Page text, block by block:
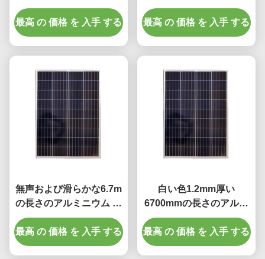
ーテン・レール安い
1.2mmの厚さ
最高 の 価格 を 入手 する
リーツのカーテン トラッ
ク
最高 の 価格 を 入手 する
無声および滑らかな6.7m
の長さのアルミニウム カ
ーテン トラック
最高 の 価格 を 入手 する
白い色1.2mm厚い
6700mmの長さのアルミ
ニウム カーテン トラック
白い色
最高 の 価格 を 入手 する